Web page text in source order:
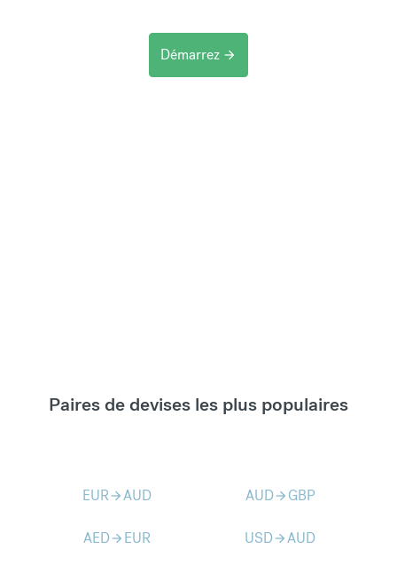
Démarrez arrow_forward
Paires de devises les plus populaires
EURarrow_forwardAUD AUDarrow_forward GBP
AEDarrow_forward EUR USDarrow_forwardAUD